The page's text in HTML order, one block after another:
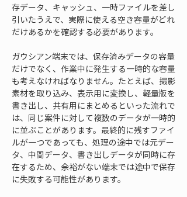
存データ、キャッシュ、一時ファイルを差し
引いたうえで、実際に使える空き容量がどれ
だけあるかを確認する必要があります。
ガウシアン端末では、保存済みデータの容量
だけでなく、作業中に発生する一時的な容量
も考えなければなりません。たとえば、撮影
素材を取り込み、表示用に変換し、軽量版を
書き出し、共有用にまとめるといった流れで
は、同じ案件に対して複数のデータが一時的
に並ぶことがあります。最終的に残すファイ
ルが一つであっても、処理の途中では元デー
タ、中間データ、書き出しデータが同時に存
在するため、余裕がない端末では途中で保存
に失敗する可能性があります。